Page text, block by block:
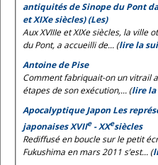
antiquités de Sinope du Pont
et XIXe siècles) (Les)
Aux XVIIIe et XIXe siècles, la ville
du Pont, a accueilli de... (lire la
Antoine de Pise
Comment fabriquait-on un vitrail
étapes de son exécution,... (lire
Apocalyptique Japon Les
japonaises XVIIe- XXesiècles
Rediffusé en boucle sur le petit
Fukushima en mars 2011 s’est... (